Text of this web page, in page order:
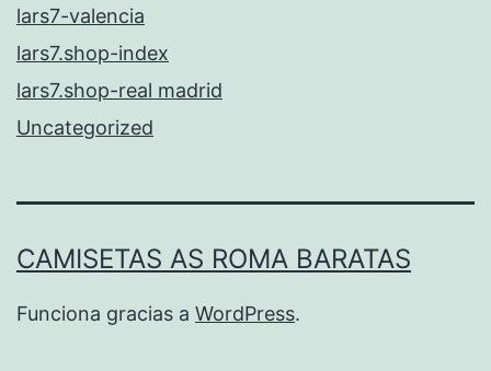
lars7-valencia
lars7.shop-index
lars7.shop-real madrid
Uncategorized
CAMISETAS AS ROMA BARATAS
Funciona gracias a WordPress.